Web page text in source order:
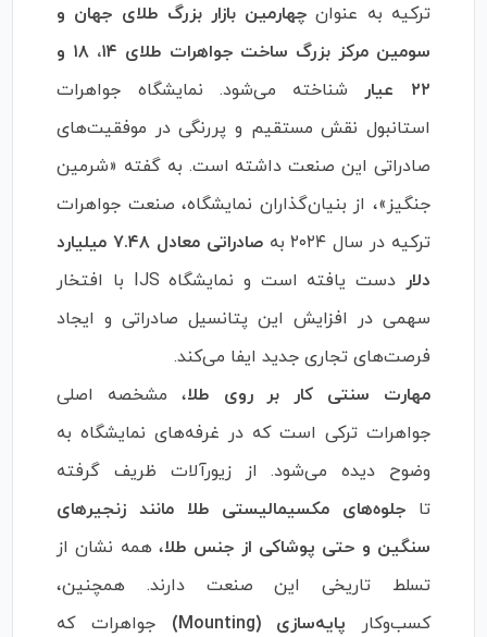
ترکیه به عنوان چهارمین بازار بزرگ طلای جهان و
سومین مرکز بزرگ ساخت جواهرات طلای ۱۴، ۱۸ و
۲۲ عیار
شناخته می‌شود. نمایشگاه جواهرات
استانبول نقش مستقیم و پررنگی در موفقیت‌های
صادراتی این صنعت داشته است. به گفته «شرمین
جنگیز»، از بنیان‌گذاران نمایشگاه، صنعت جواهرات
ترکیه در سال ۲۰۲۴ به
صادراتی معادل ۷.۴۸ میلیارد
دلار
دست یافته است و نمایشگاه IJS با افتخار
سهمی در افزایش این پتانسیل صادراتی و ایجاد
فرصت‌های تجاری جدید ایفا می‌کند.
مهارت سنتی کار بر روی طلا، مشخصه اصلی
جواهرات ترکی است که در غرفه‌های نمایشگاه به
وضوح دیده می‌شود. از زیورآلات ظریف گرفته
تا جلوه‌های مکسیمالیستی طلا مانند زنجیرهای
سنگین و حتی پوشاکی از جنس طلا، همه نشان از
تسلط تاریخی این صنعت دارند. همچنین،
کسب‌وکار پایه‌سازی (Mounting)
جواهرات که